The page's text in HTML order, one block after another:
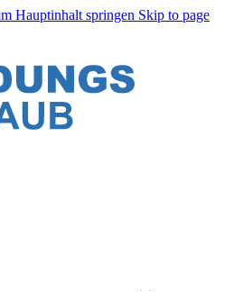
Hauptinhalt springen Skip to page